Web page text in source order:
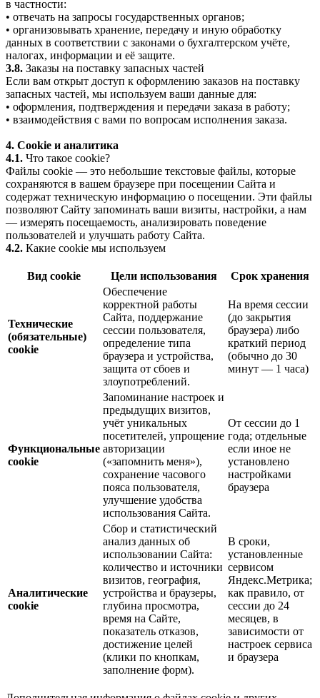
в частности:
• отвечать на запросы государственных органов;
• организовывать хранение, передачу и иную обработку
данных в соответствии с законами о бухгалтерском учёте,
налогах, информации и её защите.
3.8. Заказы на поставку запасных частей
Если вам открыт доступ к оформлению заказов на поставку
запасных частей, мы используем ваши данные для:
• оформления, подтверждения и передачи заказа в работу;
• взаимодействия с вами по вопросам исполнения заказа.
4. Cookie и аналитика
4.1. Что такое cookie?
Файлы cookie — это небольшие текстовые файлы, которые
сохраняются в вашем браузере при посещении Сайта и
содержат техническую информацию о посещении. Эти файлы
позволяют Сайту запоминать ваши визиты, настройки, а нам
— измерять посещаемость, анализировать поведение
пользователей и улучшать работу Сайта.
4.2. Какие cookie мы используем
Вид cookie Цели использования Срок хранения
Технические
(обязательные)
cookie
Обеспечение
корректной работы
Сайта, поддержание
сессии пользователя,
определение типа
браузера и устройства,
защита от сбоев и
злоупотреблений.
На время сессии
(до закрытия
браузера) либо
краткий период
(обычно до 30
минут — 1 часа)
Функциональные
cookie
Запоминание настроек и
предыдущих визитов,
учёт уникальных
посетителей, упрощение
авторизации
(«запомнить меня»),
сохранение часового
пояса пользователя,
улучшение удобства
использования Сайта.
От сессии до 1
года; отдельные
если иное не
установлено
настройками
браузера
Аналитические
cookie
Сбор и статистический
анализ данных об
использовании Сайта:
количество и источники
визитов, география,
устройства и браузеры,
глубина просмотра,
время на Сайте,
показатель отказов,
достижение целей
(клики по кнопкам,
заполнение форм).
В сроки,
установленные
сервисом
Яндекс.Метрика;
как правило, от
сессии до 24
месяцев, в
зависимости от
настроек сервиса
и браузера